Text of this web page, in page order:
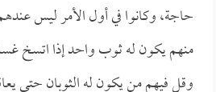
حاجة، وكانوا في أول الأمر ليس
منهم يكون له ثوب واحد إذا اتسخ
وقل فيهم من يكون له الثوبان حتى